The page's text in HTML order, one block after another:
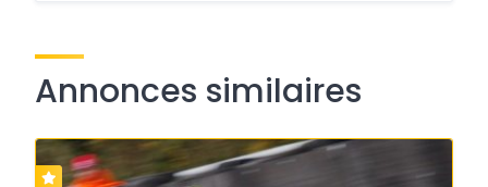
Annonces similaires